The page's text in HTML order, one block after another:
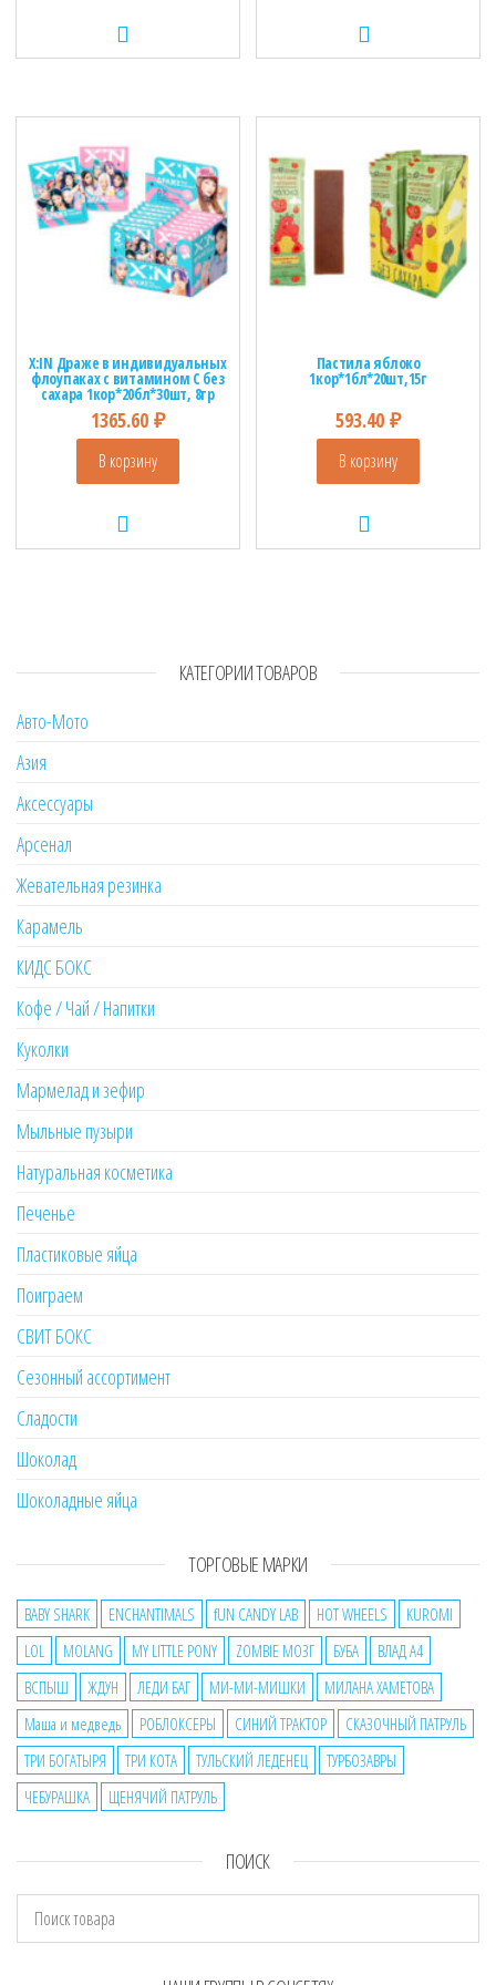
X:IN Драже в индивидуальных
флоупаках с витамином С без
сахара 1кор*20бл*30шт, 8гр
1365.60 ₽
В корзину
Пастила яблоко
1кор*1бл*20шт,15г
593.40₽
В корзину
КАТЕГОРИИ ТОВАРОВ
Авто-Мото
Азия
Аксессуары
Арсенал
Жевательная резинка
Карамель
КИДС БОКС
Кофе / Чай / Напитки
Куколки
Мармелад и зефир
Мыльные пузыри
Натуральная косметика
Печенье
Пластиковые яйца
Поиграем
СВИТ БОКС
Сезонный ассортимент
Сладости
Шоколад
Шоколадные яйца
ТОРГОВЫЕ МАРКИ
BABY SHARK ENCHANTIMALS fUN CANDY LAB HOT WHEELS
KUROMI
LOL
MOLANG MY LITTLE PONY ZOMBIE МОЗГ БУБА
ВЛАД А4
ВСПЫШ
ЖДУН ЛЕДИ БАГ МИ-МИ-МИШКИ
МИЛАНА ХАМЕТОВА
Маша и медведь
РОБЛОКСЕРЫ СИНИЙ ТРАКТОР
СКАЗОЧНЫЙ ПАТРУЛЬ
ТРИ БОГАТЫРЯ
ТРИ КОТА ТУЛЬСКИЙ ЛЕДЕНЕЦ
ТУРБОЗАВРЫ
ЧЕБУРАШКА
ЩЕНЯЧИЙ ПАТРУЛЬ
ПОИСК